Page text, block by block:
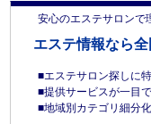
安心のエステサロンで
エステ情報なら
■エステサロン探しに
■提供サービスが一目
■地域別カテゴリ細分